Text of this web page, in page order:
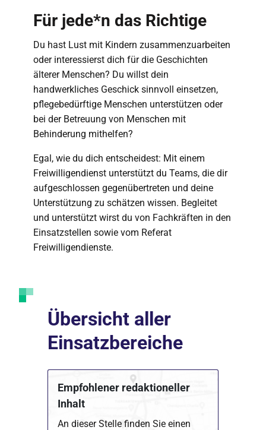
Für jede*n das Richtige
Du hast Lust mit Kindern zusammenzuarbeiten
oder interessierst dich für die Geschichten
älterer Menschen? Du willst dein
handwerkliches Geschick sinnvoll einsetzen,
pflegebedürftige Menschen unterstützen oder
bei der Betreuung von Menschen mit
Behinderung mithelfen?
Egal, wie du dich entscheidest: Mit einem
Freiwilligendienst unterstützt du Teams, die dir
aufgeschlossen gegenübertreten und deine
Unterstützung zu schätzen wissen. Begleitet
und unterstützt wirst du von Fachkräften in den
Einsatzstellen sowie vom Referat
Freiwilligendienste.
Übersicht aller
Einsatzbereiche
Empfohlener redaktioneller
Inhalt
An dieser Stelle finden Sie einen